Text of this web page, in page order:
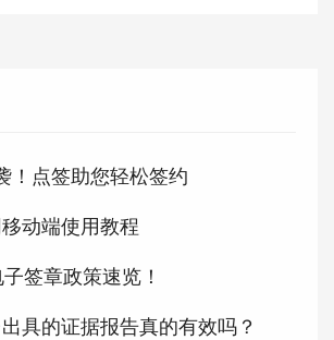
！点签助您轻松签约
动端使用教程
签章政策速览！
具的证据报告真的有效吗？